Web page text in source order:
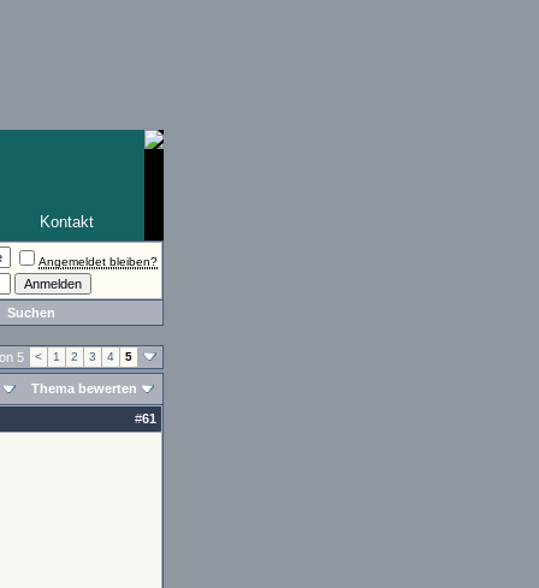
Kontakt
Angemeldet bleiben?
Suchen
5 < 1 2 3 4 5
Thema bewerten
#61